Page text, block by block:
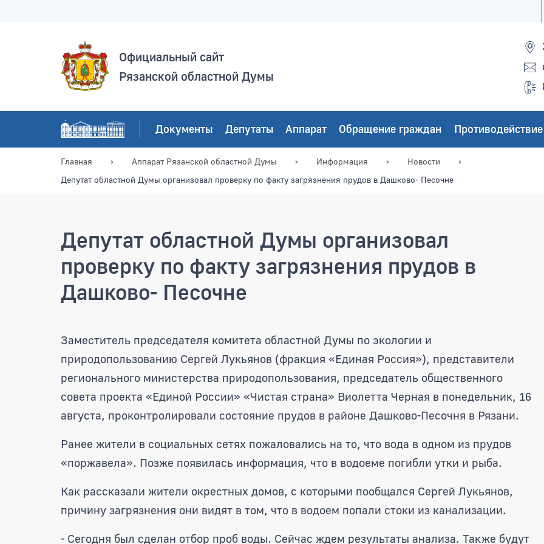
Официальный сайт
Рязанской областной Думы
Документы Депутаты Аппарат Обращение граждан
Главная Аппарат Рязанской областной Думы Информация
Новости
Депутат областной Думы организовал проверку по факту загрязнения прудов в Дашково- Песочне
Депутат областной Думы организовал
проверку по факту загрязнения прудов в
Дашково- Песочне
Депутат областной Думы организовал проверку по
Заместитель председателя комитета областной Думы по экологии и
природопользованию Сергей Лукьянов (фракция «Единая Россия»), представители
регионального министерства природопользования, председатель общественного
совета проекта «Единой России» «Чистая страна» Виолетта Черная в понедельник, 16
августа, проконтролировали состояние прудов в районе Дашково-Песочня в Рязани.
Ранее жители в социальных сетях пожаловались на то, что вода в одном из прудов
«поржавела». Позже появилась информация, что в водоеме погибли утки и рыба.
Как рассказали жители окрестных домов, с которыми пообщался Сергей Лукьянов,
причину загрязнения они видят в том, что в водоем попали стоки из канализации.
- Сегодня был сделан отбор проб воды. Сейчас ждем результаты анализа. Также будут